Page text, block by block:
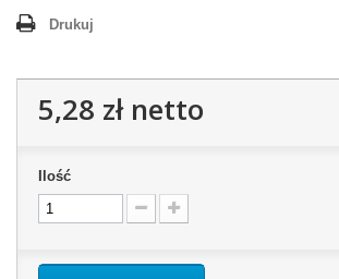
Drukuj
5,28 złnetto
Ilość